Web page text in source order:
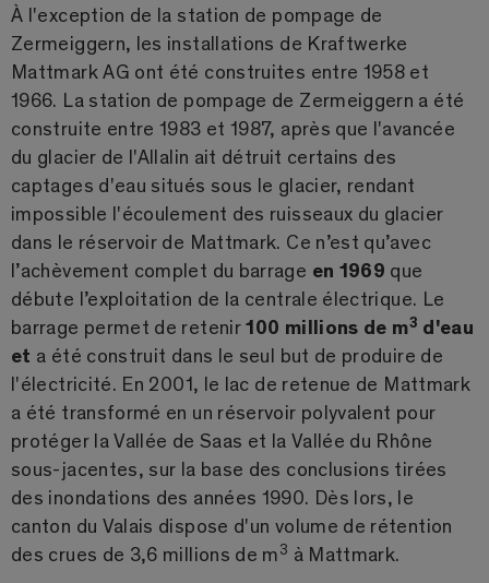
À l'exception de la station de pompage de
Zermeiggern, les installations de Kraftwerke
Mattmark AG ont été construites entre 1958 et
1966. La station de pompage de Zermeiggern a été
construite entre 1983 et 1987, après que l'avancée
du glacier de l'Allalin ait détruit certains des
captages d'eau situés sous le glacier, rendant
impossible l'écoulement des ruisseaux du glacier
dans le réservoir de Mattmark. Ce n’est qu’avec
l’achèvement complet du barrage en 1969 que
débute l’exploitation de la centrale électrique. Le
barrage permet de retenir100 millions de m3 d'eau
et a été construit dans le seul but de produire de
l'électricité. En 2001, le lac de retenue de Mattmark
a été transformé en un réservoir polyvalent pour
protéger la Vallée de Saas et la Vallée du Rhône
sous-jacentes, sur la base des conclusions tirées
des inondations des années 1990. Dès lors, le
canton du Valais dispose d'un volume de rétention
des crues de 3,6 millions de m3 à Mattmark.